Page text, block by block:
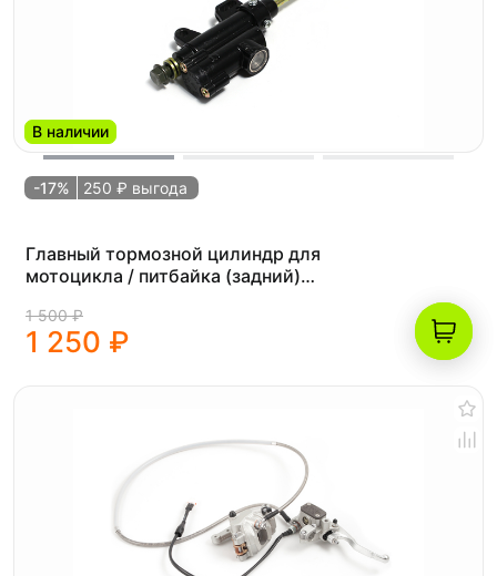
В наличии
-17% 250 ₽ выгода
Главный тормозной цилиндр для
мотоцикла / питбайка (задний)
1 500 ₽
1 250 ₽